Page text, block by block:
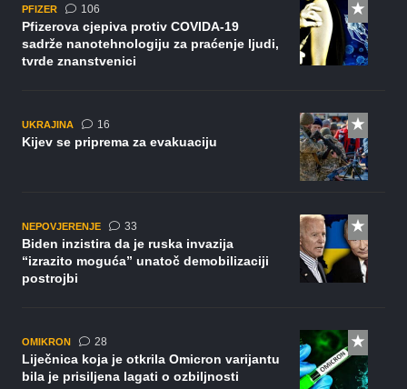
PFIZER 106komentara
Pfizerova cjepiva protiv COVIDA-19
sadrže nanotehnologiju za praćenje ljudi,
tvrde znanstvenici
UKRAJINA 16komentara
Kijev se priprema za evakuaciju
NEPOVJERENJE 33komentara
Biden inzistira da je ruska invazija
“izrazito moguća” unatoč demobilizaciji
postrojbi
OMIKRON 28komentara
Liječnica koja je otkrila Omicron varijantu
bila je prisiljena lagati o ozbiljnosti